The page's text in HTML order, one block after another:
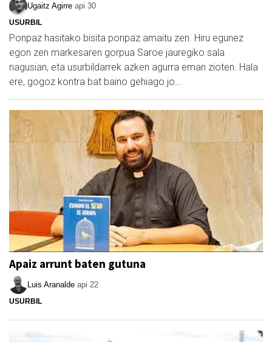
Ugaitz Agirre api 30
USURBIL
Ponpaz hasitako bisita ponpaz amaitu zen. Hiru egunez
egon zen markesaren gorpua Saroe jauregiko sala
nagusian, eta usurbildarrek azken agurra eman zioten. Hala
ere, gogoz kontra bat baino gehiago jo…
Apaiz arrunt baten gutuna
Luis Aranalde api 22
USURBIL